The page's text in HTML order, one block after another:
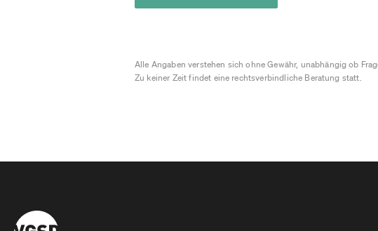
Alle Angaben verstehen sich ohne Gewähr, unabhängig ob
Zu keiner Zeit findet eine rechtsverbindliche Beratung statt.